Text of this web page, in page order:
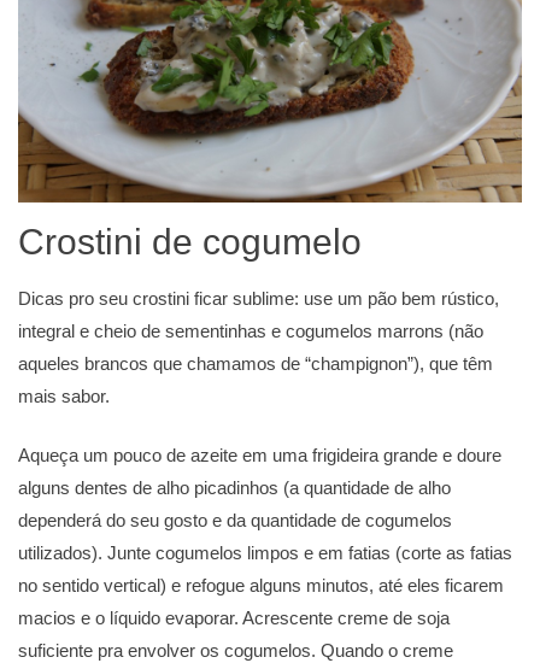
Crostini de cogumelo
Dicas pro seu crostini ficar sublime: use um pão bem rústico,
integral e cheio de sementinhas e cogumelos marrons (não
aqueles brancos que chamamos de “champignon”), que têm
mais sabor.
Aqueça um pouco de azeite em uma frigideira grande e doure
alguns dentes de alho picadinhos (a quantidade de alho
dependerá do seu gosto e da quantidade de cogumelos
utilizados). Junte cogumelos limpos e em fatias (corte as fatias
no sentido vertical) e refogue alguns minutos, até eles ficarem
macios e o líquido evaporar. Acrescente creme de soja
suficiente pra envolver os cogumelos. Quando o creme